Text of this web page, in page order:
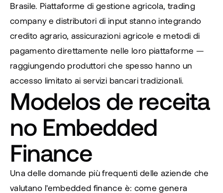
Brasile. Piattaforme di gestione agricola, trading
company e distributori di input stanno integrando
credito agrario, assicurazioni agricole e metodi di
pagamento direttamente nelle loro piattaforme —
raggiungendo produttori che spesso hanno un
accesso limitato ai servizi bancari tradizionali.
Modelos de receita
no Embedded
Finance
Una delle domande più frequenti delle aziende che
valutano l'embedded finance è: come genera